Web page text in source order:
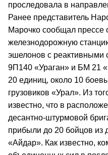
проследовала в
Ранее представитель
Марочко сообщал прессе
железнодорожную
эшелонов с реактивными
9П140 «Ураган» и БМ 21
20 единиц, около 10
грузовиков «Урал». Из
известно, что в
десантно-штурмовой
прибыли до 20 бойцов из
«Айдар». Как известно,